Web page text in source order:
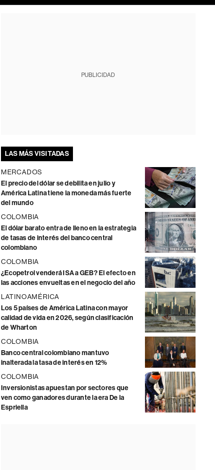
PUBLICIDAD
LAS MÁS VISITADAS
MERCADOS
El precio del dólar se debilita en julio y
América Latina tiene la moneda más fuerte
del mundo
COLOMBIA
El dólar barato entra de lleno en la estrategia
de tasas de interés del banco central
colombiano
COLOMBIA
¿Ecopetrol venderá ISA a GEB? El efecto en
las acciones envueltas en el negocio del año
LATINOAMÉRICA
Los 5 países de América Latina con mayor
calidad de vida en 2026, según clasificación
de Wharton
COLOMBIA
Banco central colombiano mantuvo
inalterada la tasa de interés en 12%
COLOMBIA
Inversionistas apuestan por sectores que
ven como ganadores durante la era De la
Espriella